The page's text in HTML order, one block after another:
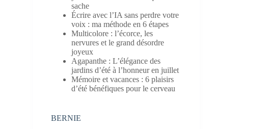
sache
Écrire avec l’IA sans perdre votre
voix : ma méthode en 6 étapes
Multicolore : l’écorce, les
nervures et le grand désordre
joyeux
Agapanthe : L’élégance des
jardins d’été à l’honneur en juillet
Mémoire et vacances : 6 plaisirs
d’été bénéfiques pour le cerveau
BERNIE